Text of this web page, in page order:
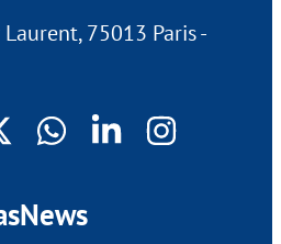
75013 Paris -